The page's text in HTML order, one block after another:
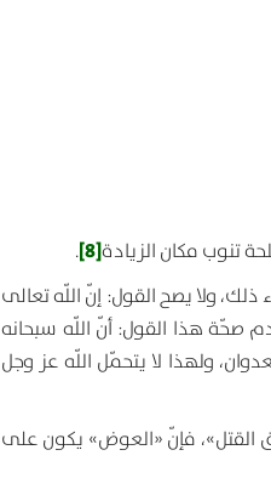
تنوب مكان الزيادة[8]
.
ولا يصح القول: إنّ اللّه تعالى
هذا القول: أنّ اللّه سبحانه
ولهذا لا يتحمّل اللّه عز وجل
فإنّ «العوض» يكون على